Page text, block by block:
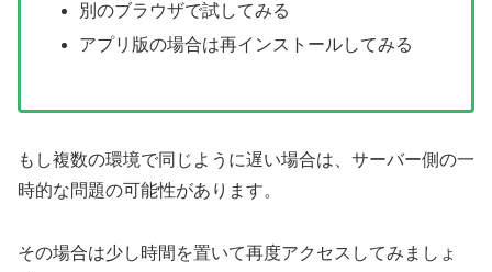
別のブラウザで試してみる
アプリ版の場合は再インストールしてみる
もし複数の環境で同じように遅い場合は、サーバー側の一
時的な問題の可能性があります。
その場合は少し時間を置いて再度アクセスしてみましょ